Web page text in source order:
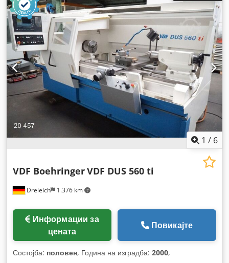
1 / 6
Dreieich 1.376 km
VDF BoehringerVDF DUS 560 ti
цената
Повикајте
Состојба: половен, Година на изградба: 2000,